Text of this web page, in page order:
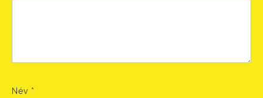
Név *